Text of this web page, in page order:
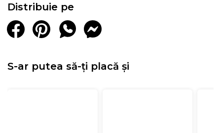
Distribuie pe
S-ar putea să-ți placă și